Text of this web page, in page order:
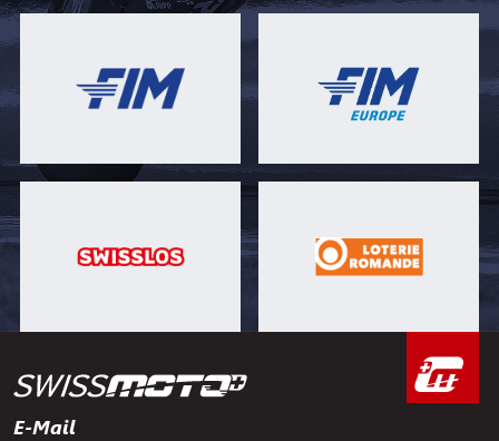
E-Mail